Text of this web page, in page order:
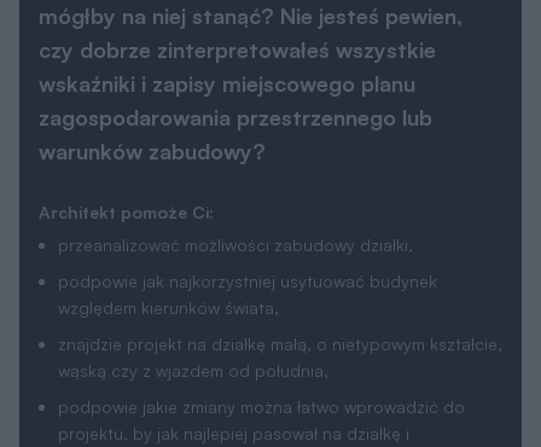
mógłby na niej stanąć? Nie jesteś pewien,
czy dobrze zinterpretowałeś wszystkie
wskaźniki i zapisy miejscowego planu
zagospodarowania przestrzennego lub
warunków zabudowy?
Architekt pomoże Ci:
przeanalizować możliwości zabudowy działki,
podpowie jak najkorzystniej usytuować budynek
względem kierunków świata,
znajdzie projekt na działkę małą, o nietypowym kształcie,
wąską czy z wjazdem od południa,
podpowie jakie zmiany można łatwo wprowadzić do
projektu, by jak najlepiej pasował na działkę i